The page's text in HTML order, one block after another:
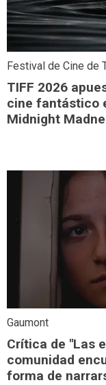
Festival de Cine de
TIFF 2026
cine fantástico
Midnight
Gaumont
Crítica de "Las
comunidad
forma de